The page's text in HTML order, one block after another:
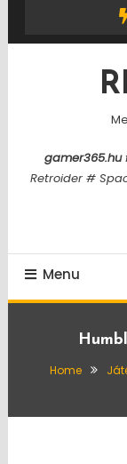
gamer365.hu
Retroider #
Menu
Home